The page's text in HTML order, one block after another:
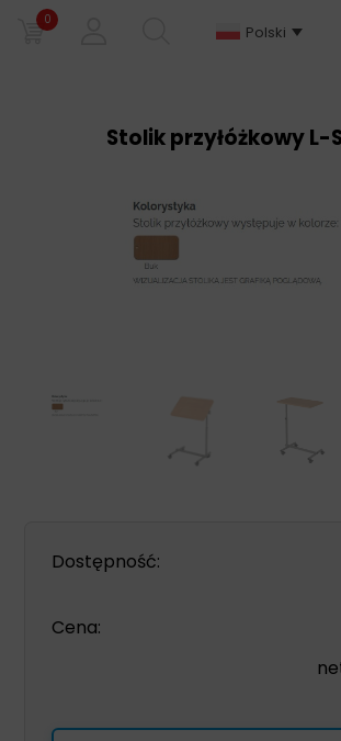
0
Polski
Stolik przyłóżkowy L-
Dostępność:
Cena: